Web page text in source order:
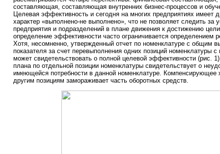
составляющая, составляющая внутренних бизнес-процессов и
Целевая эффективность и сегодня на многих предприятиях имеет
характер «выполнено-не выполнено», что не позволяет следить за
предприятия и подразделений в плане движения к достижению
определение эффективности часто ограничивается определением
Хотя, несомненно, утвержденный отчет по номенклатуре с общим
показателя за счет перевыполнения одних позиций номенклатуры
может свидетельствовать о полной целевой эффективности (рис.
плана по отдельной позиции номенклатуры свидетельствует о
имеющейся потребности в данной номенклатуре. Компенсирующее
другим позициям замораживает часть оборотных средств.